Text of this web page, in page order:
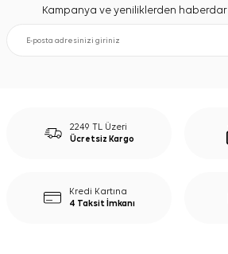
Kampanya ve yeniliklerden
2249 TL Üzeri
Ücretsiz Kargo
Kredi Kartına
4 Taksit İmkanı